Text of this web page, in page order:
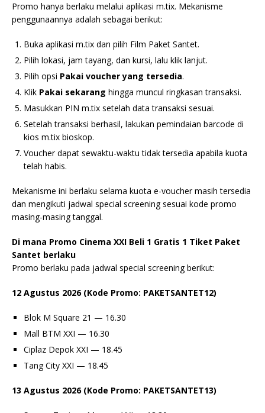
Promo hanya berlaku melalui aplikasi m.tix. Mekanisme
penggunaannya adalah sebagai berikut:
Buka aplikasi m.tix dan pilih Film Paket Santet.
Pilih lokasi, jam tayang, dan kursi, lalu klik lanjut.
Pilih opsi Pakai voucher yang tersedia.
Klik Pakai sekarang hingga muncul ringkasan transaksi.
Masukkan PIN m.tix setelah data transaksi sesuai.
Setelah transaksi berhasil, lakukan pemindaian barcode di
kios m.tix bioskop.
Voucher dapat sewaktu-waktu tidak tersedia apabila kuota
telah habis.
Mekanisme ini berlaku selama kuota e-voucher masih tersedia
dan mengikuti jadwal special screening sesuai kode promo
masing-masing tanggal.
Di mana Promo Cinema XXI Beli 1 Gratis 1 Tiket Paket
Santet berlaku
Promo berlaku pada jadwal special screening berikut:
12 Agustus 2026 (Kode Promo: PAKETSANTET12)
Blok M Square 21 — 16.30
Mall BTM XXI — 16.30
Ciplaz Depok XXI — 18.45
Tang City XXI — 18.45
13 Agustus 2026 (Kode Promo: PAKETSANTET13)